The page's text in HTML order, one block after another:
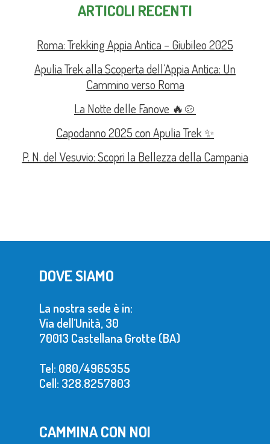
ARTICOLI RECENTI
Roma: Trekking Appia Antica – Giubileo 2025
Apulia Trek alla Scoperta dell’Appia Antica: Un
Cammino verso Roma
La Notte delle Fanove 🔥🍲
Capodanno 2025 con Apulia Trek ✨
P. N. del Vesuvio: Scopri la Bellezza della Campania
DOVE SIAMO
La nostra sede è in:
Via dell’Unità, 30
70013 Castellana Grotte (BA)
Tel: 080/4965355
Cell: 328.8257803
CAMMINA CON NOI